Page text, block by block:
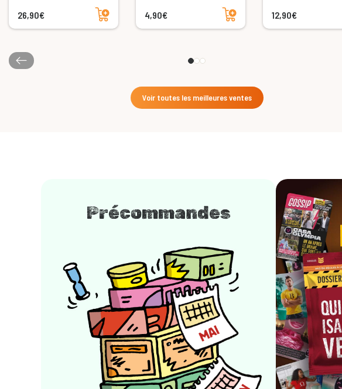
26,90€
Ajouter au panier
4,90€
Ajouter au panier
12,90€
Voir toutes les meilleures ventes
Précommandes